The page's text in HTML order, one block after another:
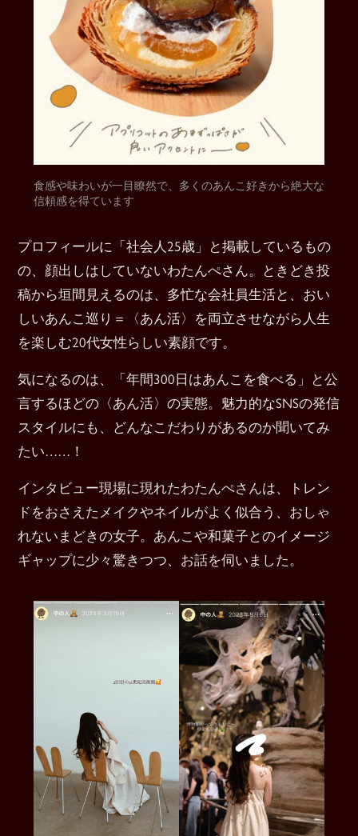
食感や味わいが一目瞭然で、多くのあんこ好きから絶大な
信頼感を得ています
プロフィールに「社会人25歳」と掲載しているもの
の、顔出しはしていないわたんぺさん。ときどき投
稿から垣間見えるのは、多忙な会社員生活と、おい
しいあんこ巡り＝〈あん活〉を両立させながら人生
を楽しむ20代女性らしい素顔です。
気になるのは、「年間300日はあんこを食べる」と公
言するほどの〈あん活〉の実態。魅力的なSNSの発信
スタイルにも、どんなこだわりがあるのか聞いてみ
たい……！
インタビュー現場に現れたわたんぺさんは、トレン
ドをおさえたメイクやネイルがよく似合う、おしゃ
れないまどきの女子。あんこや和菓子とのイメージ
ギャップに少々驚きつつ、お話を伺いました。